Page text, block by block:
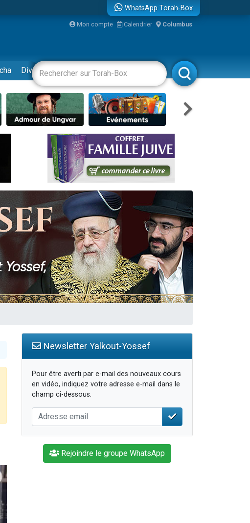
violences...
WhatsApp Torah-Box
Mon compte Calendrier Columbus
Divertissements Livres Rabbanim
Newsletter Yalkout-Yossef
Pour être averti par e-mail des nouveaux cours
en vidéo, indiquez votre adresse e-mail dans le
champ ci-dessous.
Rejoindre le groupe WhatsApp